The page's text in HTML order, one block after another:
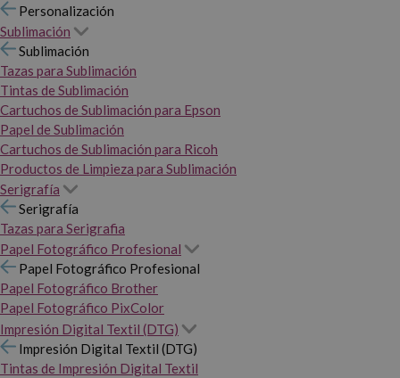
Personalización
Sublimación
Sublimación
Tazas para Sublimación
Tintas de Sublimación
Cartuchos de Sublimación para Epson
Papel de Sublimación
Cartuchos de Sublimación para Ricoh
Productos de Limpieza para Sublimación
Serigrafía
Serigrafía
Tazas para Serigrafia
Papel Fotográfico Profesional
Papel Fotográfico Profesional
Papel Fotográfico Brother
Papel Fotográfico PixColor
Impresión Digital Textil (DTG)
Impresión Digital Textil (DTG)
Tintas de Impresión Digital Textil